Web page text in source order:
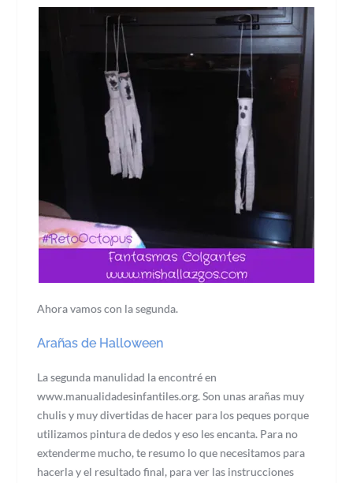
Ahora vamos con la segunda.
Arañas de Halloween
La segunda manulidad la encontré en
www.manualidadesinfantiles.org. Son unas arañas muy
chulis y muy divertidas de hacer para los peques porque
utilizamos pintura de dedos y eso les encanta. Para no
extenderme mucho, te resumo lo que necesitamos para
hacerla y el resultado final, para ver las instrucciones